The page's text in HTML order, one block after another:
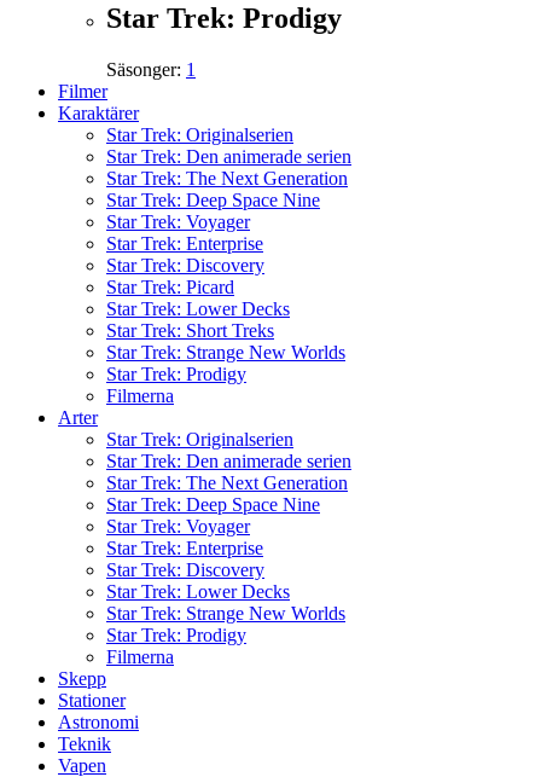
Star Trek: Prodigy
Säsonger: 1
Filmer
Karaktärer
Star Trek: Originalserien
Star Trek: Den animerade serien
Star Trek: The Next Generation
Star Trek: Deep Space Nine
Star Trek: Voyager
Star Trek: Enterprise
Star Trek: Discovery
Star Trek: Picard
Star Trek: Lower Decks
Star Trek: Short Treks
Star Trek: Strange New Worlds
Star Trek: Prodigy
Filmerna
Arter
Star Trek: Originalserien
Star Trek: Den animerade serien
Star Trek: The Next Generation
Star Trek: Deep Space Nine
Star Trek: Voyager
Star Trek: Enterprise
Star Trek: Discovery
Star Trek: Lower Decks
Star Trek: Strange New Worlds
Star Trek: Prodigy
Filmerna
Skepp
Stationer
Astronomi
Teknik
Vapen